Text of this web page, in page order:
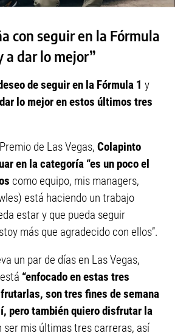
con seguir en la Fórmula
a dar lo mejor”
de seguir en la Fórmula 1 y
lo mejor en estos últimos tres
de Las Vegas, Colapinto
en la categoría “es un poco el
como equipo, mis managers,
está haciendo un trabajo
estar y que pueda seguir
más que agradecido con ellos”.
un par de días en Las Vegas,
“enfocado en estas tres
son tres fines de semana
pero también quiero disfrutar la
ser mis últimas tres carreras, así